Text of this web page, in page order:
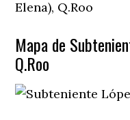
Elena), Q.Roo
Mapa de
Q.Roo